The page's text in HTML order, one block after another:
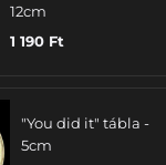
12cm
1 190 Ft
"You did it" tábla -
5cm